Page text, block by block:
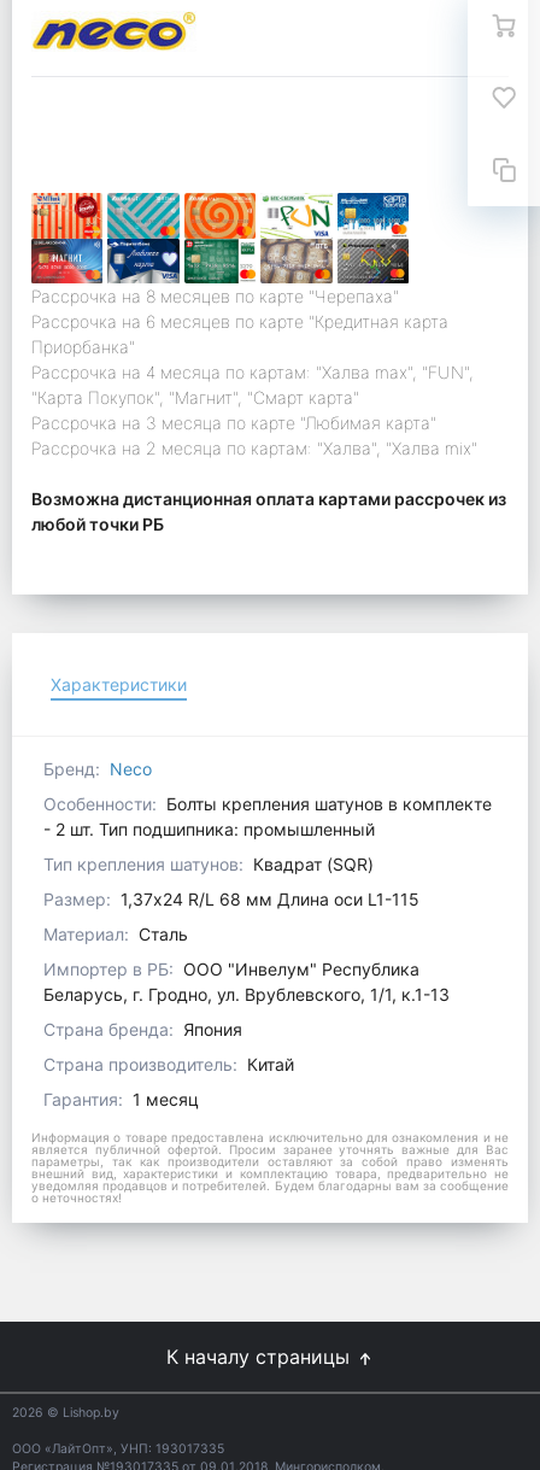
Рассрочка на 8 месяцев по карте "Черепаха"
Рассрочка на 6 месяцев по карте "Кредитная карта
Приорбанка"
Рассрочка на 4 месяца по картам: "Халва max", "FUN",
"Карта Покупок", "Магнит", "Смарт карта"
Рассрочка на 3 месяца по карте "Любимая карта"
Рассрочка на 2 месяца по картам: "Халва", "Халва mix"
Возможна дистанционная оплата картами рассрочек из
любой точки РБ
Характеристики
Бренд: Neco
Особенности: Болты крепления шатунов в комплекте
- 2 шт. Тип подшипника: промышленный
Тип крепления шатунов: Квадрат (SQR)
Размер: 1,37x24 R/L 68 мм Длина оси L1-115
Материал: Сталь
Импортер в РБ: ООО "Инвелум" Республика
Беларусь, г. Гродно, ул. Врублевского, 1/1, к.1-13
Страна бренда: Япония
Страна производитель: Китай
Гарантия: 1 месяц
Информация о товаре предоставлена исключительно для ознакомления и не
является публичной офертой. Просим заранее уточнять важные для Вас
параметры, так как производители оставляют за собой право изменять
внешний вид, характеристики и комплектацию товара, предварительно не
уведомляя продавцов и потребителей. Будем благодарны вам за сообщение
о неточностях!
К началу страницы
2026 © Lishop.by
ООО «ЛайтОпт», УНП: 193017335